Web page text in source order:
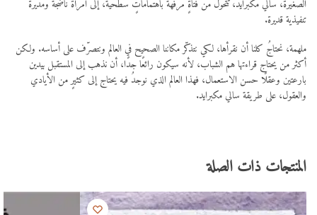
الصغيرة، سالي مكبرايد، تتحوّل من فتاةٍ مرفهة باهتماماتٍ سطحية، إلى امرأة ناضجة ومديرة
تنفيذية قديرة.
ملهمة، نحتاجُ كلنا أن نقرأها، لكي نتذكّر مكاننا الصحيح في العالم ونتصرّف على أساسه. ولكن
أكثر من يحتاج قراءتها هم الشباب، لأنه سيكون رائعًا جدًا، أن نذهب إلى المستقبل بيدين
بارعتين وعقلًا حسن الاستعمال، فهذا العالم الذي نوجدُ فيه يحتاج إلى كثيرٍ من الأيادي
والعقول، على طريقة سالي مكبرايد.
المنتجات ذات الصلة